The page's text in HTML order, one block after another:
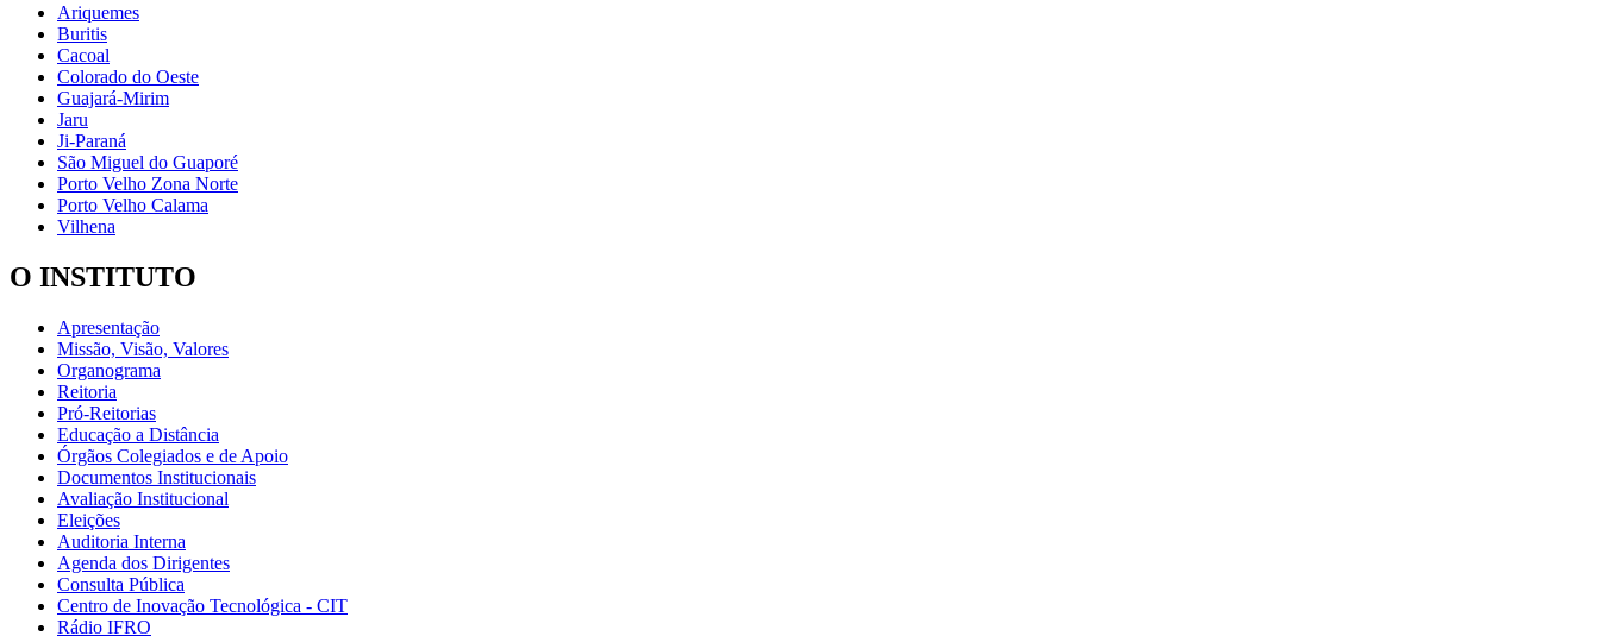
Ariquemes
Buritis
Cacoal
Colorado do Oeste
Guajará-Mirim
Jaru
Ji-Paraná
São Miguel do Guaporé
Porto Velho Zona Norte
Porto Velho Calama
Vilhena
O INSTITUTO
Apresentação
Missão, Visão, Valores
Organograma
Reitoria
Pró-Reitorias
Educação a Distância
Órgãos Colegiados e de Apoio
Documentos Institucionais
Avaliação Institucional
Eleições
Auditoria Interna
Agenda dos Dirigentes
Consulta Pública
Centro de Inovação Tecnológica - CIT
Rádio IFRO